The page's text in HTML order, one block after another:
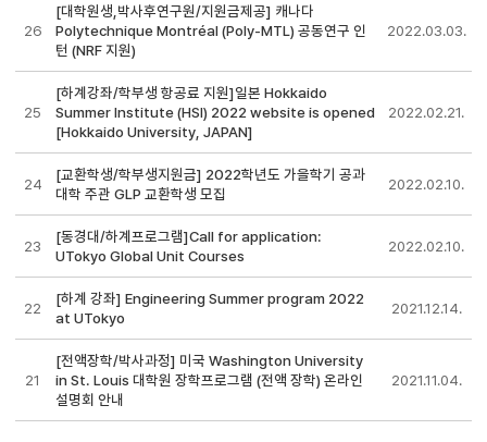
26
[대학원생,박사후연구원/지원금제공] 캐나다
Polytechnique Montréal (Poly-MTL) 공동연구 인
턴 (NRF 지원)
2022.03.03.
25
[하계강좌/학부생 항공료 지원]일본 Hokkaido
Summer Institute (HSI) 2022 website is opened
[Hokkaido University, JAPAN]
2022.02.21.
24
[교환학생/학부생지원금] 2022학년도 가을학기 공과
대학 주관 GLP 교환학생 모집
2022.02.10.
23
[동경대/하계프로그램]Call for application:
UTokyo Global Unit Courses
2022.02.10.
22
[하계 강좌] Engineering Summer program 2022
at UTokyo
2021.12.14.
21
[전액장학/박사과정] 미국 Washington University
in St. Louis 대학원 장학프로그램 (전액 장학) 온라인
설명회 안내
2021.11.04.